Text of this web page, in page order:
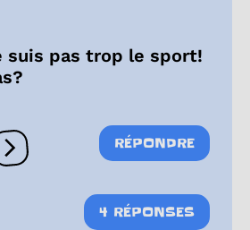
suis pas trop le sport!
Ouvrir les réactions
RÉPONDRE
4 RÉPONSES